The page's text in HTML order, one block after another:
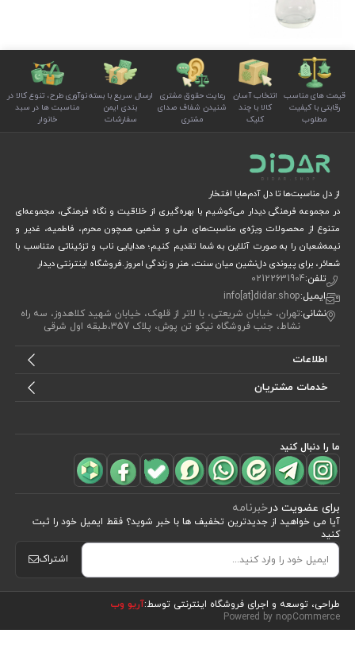
مشاهده محصولات(18)
قیمت های مناسب
رقابتی با کیفیت
مطلوب
انتخاب آسان
کالا با چند
کلیک
رعایت حقوق مشتری
شنیدن شفاف صدای
مشتری
ارسال سریع با بسته
بندی ایمن
سفارشات
نوآوری طرح، تنوع کالا در
مناسبت ها در سبد
خانوار
از دل مناسبت‌ها تا دل آدم‌هابا افتخار
در مجموعه فرهنگی دیدار می‌کوشیم با بهره‌گیری از خلاقیت و نگاه فرهنگی، مجموعه‌ای
متنوع از محصولات ویژه‌ی مناسبت‌های ملی و مذهبی همچون محرم، فاطمیه، غدیر و
نیمه‌شعبان را به صورت آنلاین به شما تقدیم کنیم؛ هدایایی ناب و تزئیناتی متناسب با
شعائر، برای پیوندی دل‌نشین میان سنت، هنر و زندگی امروز.فروشگاه اینترنتی دیدار
تلفن:02122631904
ایمیل:info[at]didar.shop
نشانی:تهران، خیابان شریعتی، با لاتر از قلهک، خیابان شهید کلاهدوز، سه راه
نشاط، جنب فروشگاه نیکو تن پوش، پلاک 357،طبقه اول شرقی
اطلاعات
خدمات مشتریان
ما را دنبال کنید
برای عضویت درخبرنامه
آیا می خواهید از جدید‌ترین تخفیف‌ ها با‌ خبر شوید؟ فقط ایمیل خود را ثبت
کنید
اشتراک
طراحی، توسعه و اجرای فروشگاه اینترنتی توسط:آریو وب
Powered by nopCommerce